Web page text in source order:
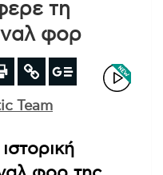
τη
φορ
Team